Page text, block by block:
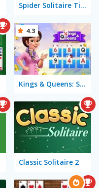
Spider Solitaire Time
Kings & Queens: Solitaire Tripeaks
4.3
Classic Solitaire 2